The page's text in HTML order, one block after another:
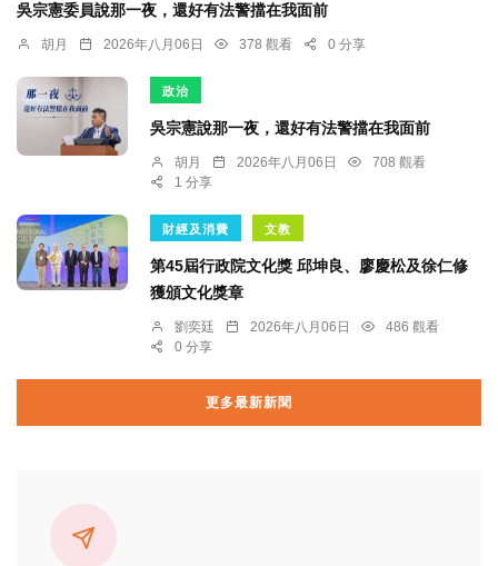
吳宗憲委員說那一夜，還好有法警擋在我面前
胡月 2026年八月06日 378 觀看 0 分享
政治
吳宗憲說那一夜，還好有法警擋在我面前
胡月 2026年八月06日
708 觀看
1 分享
財經及消費 文教
第45屆行政院文化獎 邱坤良、廖慶松及徐仁修
獲頒文化獎章
劉奕廷 2026年八月06日
486 觀看
0 分享
更多最新新聞